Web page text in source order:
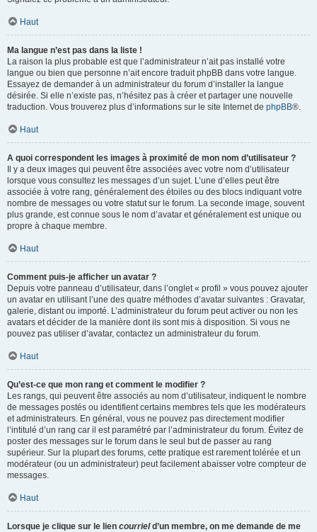
Haut
Ma langue n’est pas dans la liste !
La raison la plus probable est que l’administrateur n’ait pas installé votre
langue ou bien que personne n’ait encore traduit phpBB dans votre langue.
Essayez de demander à un administrateur du forum d’installer la langue
désirée. Si elle n’existe pas, n’hésitez pas à créer et partager une nouvelle
traduction. Vous trouverez plus d’informations sur le site Internet de phpBB®.
Haut
A quoi correspondent les images à proximité de mon nom d’utilisateur ?
Il y a deux images qui peuvent être associées avec votre nom d’utilisateur
lorsque vous consultez les messages d’un sujet. L’une d’elles peut être
associée à votre rang, généralement des étoiles ou des blocs indiquant votre
nombre de messages ou votre statut sur le forum. La seconde image, souvent
plus grande, est connue sous le nom d’avatar et généralement est unique ou
propre à chaque membre.
Haut
Comment puis-je afficher un avatar ?
Depuis votre panneau d’utilisateur, dans l’onglet « profil » vous pouvez ajouter
un avatar en utilisant l’une des quatre méthodes d’avatar suivantes : Gravatar,
galerie, distant ou importé. L’administrateur du forum peut activer ou non les
avatars et décider de la manière dont ils sont mis à disposition. Si vous ne
pouvez pas utiliser d’avatar, contactez un administrateur du forum.
Haut
Qu’est-ce que mon rang et comment le modifier ?
Les rangs, qui peuvent être associés au nom d’utilisateur, indiquent le nombre
de messages postés ou identifient certains membres tels que les modérateurs
et administrateurs. En général, vous ne pouvez pas directement modifier
l’intitulé d’un rang car il est paramétré par l’administrateur du forum. Évitez de
poster des messages sur le forum dans le seul but de passer au rang
supérieur. Sur la plupart des forums, cette pratique est rarement tolérée et un
modérateur (ou un administrateur) peut facilement abaisser votre compteur de
messages.
Haut
Lorsque je clique sur le lien courrield’un membre, on me demande de me